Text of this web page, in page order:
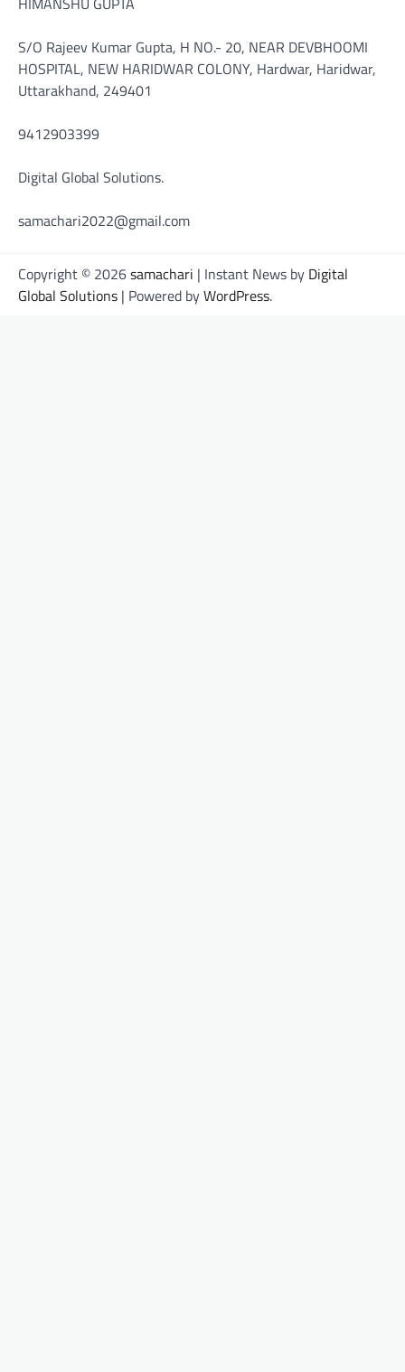
S/O Rajeev Kumar Gupta, H NO.- 20, NEAR DEVBHOOMI
HOSPITAL, NEW HARIDWAR COLONY, Hardwar, Haridwar,
Uttarakhand, 249401
9412903399
Digital Global Solutions.
samachari2022@gmail.com
Copyright © 2026samachari | Instant News by Digital
Global Solutions | Powered byWordPress.